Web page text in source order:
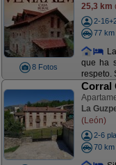
8 Fotos
25,3 km
2-
77 km
que ha
respeto.
Corral
La
(León)
2-6
70 km